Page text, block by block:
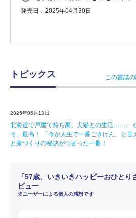
発売日：2025年04月30日
トピックス この書誌
2025年05月13日
北海道で戸建て持ち家、犬猫との生活……。
そ、最高！ 「今が人生で一番ごきげん」と言
と家づくりの秘訣がつまった一冊！
「57歳、いきいきハッピーおひとり
ビュー
※ユーザーによる個人の感想です